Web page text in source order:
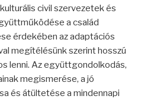
civil szervezetek és
a család
érdekében az adaptációs
megítélésünk szerint hosszú
lenni. Az együttgondolkodás,
megismerése, a jó
és átültetése a mindennapi